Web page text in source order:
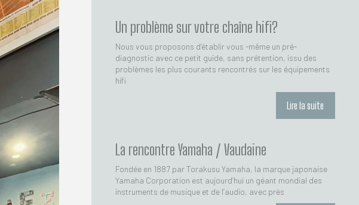
Un problème sur votre chaîne hifi?
Nous vous proposons d’établir vous -même un pré-
diagnostic avec ce petit guide, sans prétention, issu des
problèmes les plus courants rencontrés sur les équipements
hifi
Lire la suite
La rencontre Yamaha / Vaudaine
Fondée en 1887 par Torakusu Yamaha, la marque japonaise
Yamaha Corporation est aujourd’hui un géant mondial des
instruments de musique et de l’audio, avec près